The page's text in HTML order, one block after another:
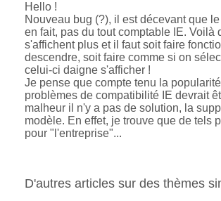
Hello !
Nouveau bug (?), il est décevant que
en fait, pas du tout comptable IE. Voilà
s'affichent plus et il faut soit faire
descendre, soit faire comme si on
celui-ci daigne s'afficher !
Je pense que compte tenu la
problèmes de compatibilité IE devrait
malheur il n'y a pas de solution, la
modèle. En effet, je trouve que de tels
pour "l'entreprise"...
D'autres articles sur des thèmes